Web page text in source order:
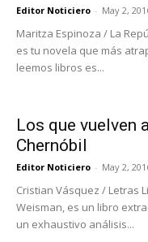
Editor Noticiero - May 2,
Maritza Espinoza / La
es tu novela que más
leemos libros es...
Los que vuelven
Chernóbil
Editor Noticiero - May 2,
Cristian Vásquez / Letras
Weisman, es un libro
un exhaustivo análisis...